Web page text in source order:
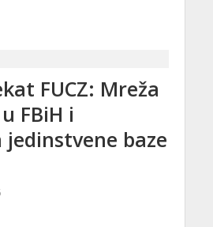
FUCZ: Mreža
FBiH i
jedinstvene baze